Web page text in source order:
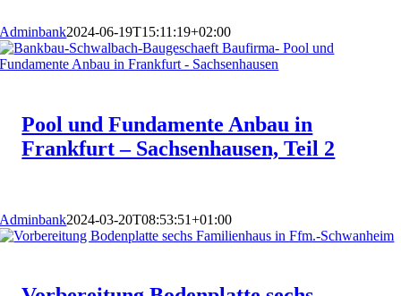
Adminbank2024-06-19T15:11:19+02:00
Pool und Fundamente Anbau in
Frankfurt – Sachsenhausen, Teil 2
Adminbank2024-03-20T08:53:51+01:00